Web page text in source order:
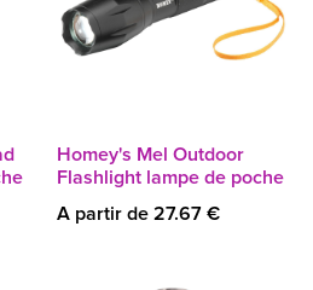
Homey's Mel Outdoor
Flashlight lampe de poche
A partir de 27.67 €